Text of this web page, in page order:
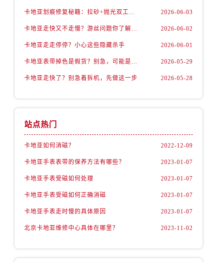
卡地亚划痕修复秘籍：拉砂+抛光双工艺还原如新 2026-06-03
卡地亚走快又不走慢？游丝问题你了解多少？ 2026-06-02
卡地亚走走停停？小心这些隐藏杀手 2026-06-01
卡地亚表带掉色是假货？别急，可能是这些日常习惯惹的祸 2026-05-29
卡地亚走快了？别急着拆机，先做这一步 2026-05-28
站点热门
卡地亚如何消磁？ 2022-12-09
卡地亚手表表带的保养方法有哪些？ 2023-01-07
卡地亚手表受磁如何处理 2023-01-07
卡地亚手表受磁如何正确消磁 2023-01-07
卡地亚手表走时慢的具体原因 2023-01-07
北京卡地亚维修中心具体在哪里？ 2023-11-02